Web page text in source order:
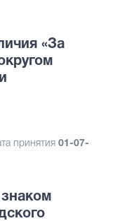
«За
принятия 01-07-